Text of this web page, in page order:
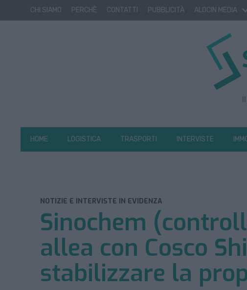
CHI SIAMO PERCHÈ CONTATTI PUBBLICITÀ ALOCIN MEDIA
HOME LOGISTICA TRASPORTI INTERVISTE
NOTIZIE E INTERVISTE IN EVIDENZA
Sinochem
allea con Cosco
stabilizzare la